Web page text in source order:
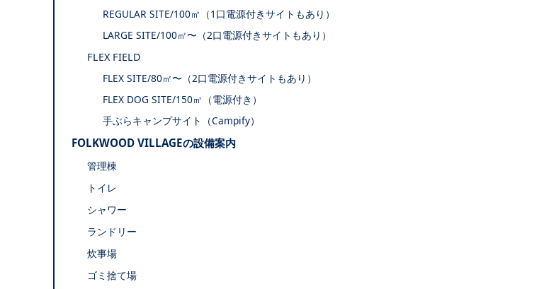
REGULAR SITE/100㎡（1口電源付きサイトもあり）
LARGE SITE/100㎡〜（2口電源付きサイトもあり）
FLEX FIELD
FLEX SITE/80㎡〜（2口電源付きサイトもあり）
FLEX DOG SITE/150㎡（電源付き）
手ぶらキャンプサイト（Campify）
FOLKWOOD VILLAGEの設備案内
管理棟
トイレ
シャワー
ランドリー
炊事場
ゴミ捨て場